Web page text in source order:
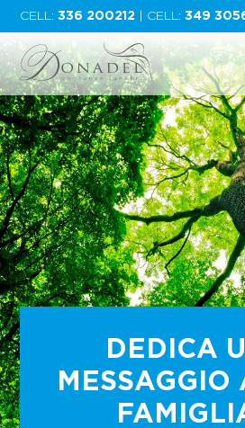
CELL:336 200212 | CELL:349
DEDICA
MESSAGGIO